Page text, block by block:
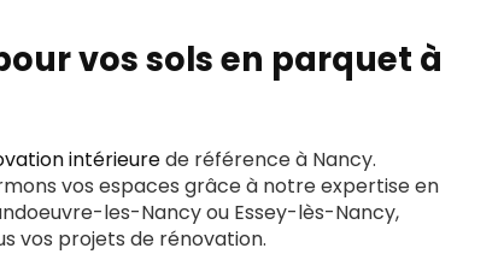
vos sols en parquet à
intérieurede référence à Nancy.
vos espaces grâce à notre expertise en
les-Nancy ou Essey-lès-Nancy,
vos projets de rénovation.